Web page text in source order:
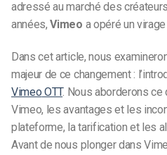
adressé au marché des
années,Vimeo a opéré un
Dans cet article, nous
majeur de ce changement :
Vimeo OTT. Nous aborderons
Vimeo, les avantages et les
plateforme, la tarification et les
Avant de nous plonger dans